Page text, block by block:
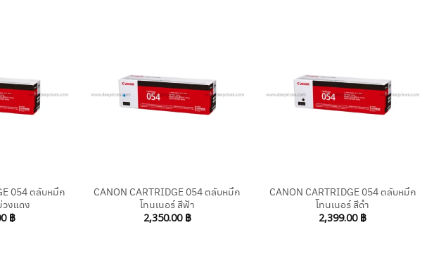
054 ตลับหมึก
วงแดง
฿
CANON CARTRIDGE 054 ตลับหมึก
โทนเนอร์ สีฟ้า
2,350.00 ฿
CANON CARTRIDGE 054 ตลับหมึก
โทนเนอร์ สีดำ
2,399.00 ฿